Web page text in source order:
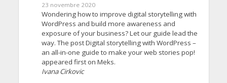
23 novembre 2020
Wondering how to improve digital storytelling with
WordPress and build more awareness and
exposure of your business? Let our guide lead the
way. The post Digital storytelling with WordPress –
an all-in-one guide to make your web stories pop!
appeared first on Meks.
Ivana Cirkovic